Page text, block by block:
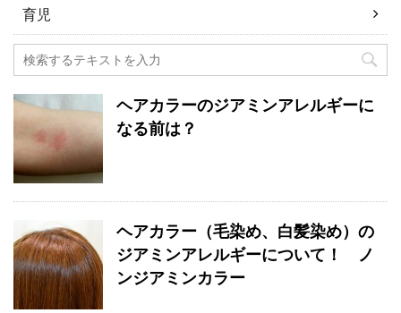
育児
ヘアカラーのジアミンアレルギーに
なる前は？
ヘアカラー（毛染め、白髪染め）の
ジアミンアレルギーについて！ ノ
ンジアミンカラー